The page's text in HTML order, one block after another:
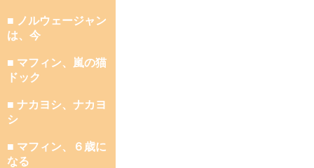
■ ノルウェージャン
は、今
■ マフィン、嵐の猫
ドック
■ ナカヨシ、ナカヨ
シ
■ マフィン、６歳に
なる